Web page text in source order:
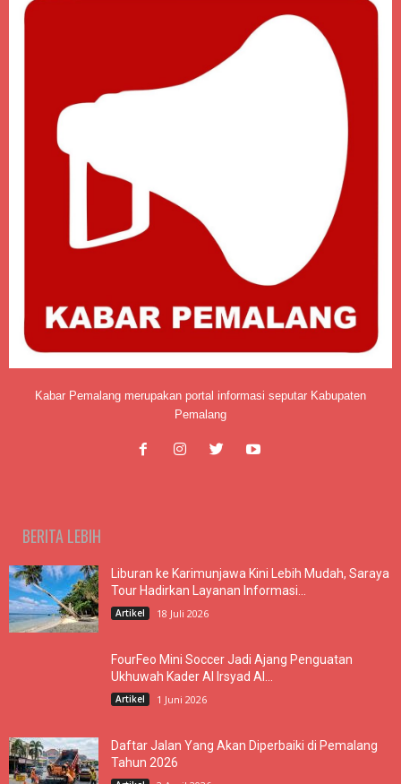
Kabar Pemalang merupakan portal informasi seputar Kabupaten
Pemalang
BERITA LEBIH
Liburan ke Karimunjawa Kini Lebih Mudah, Saraya
Tour Hadirkan Layanan Informasi...
Artikel 18 Juli 2026
FourFeo Mini Soccer Jadi Ajang Penguatan
Ukhuwah Kader Al Irsyad Al...
Artikel 1 Juni 2026
Daftar Jalan Yang Akan Diperbaiki di Pemalang
Tahun 2026